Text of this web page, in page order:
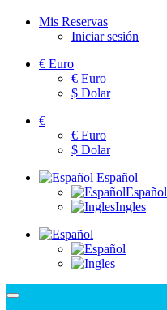
Mis Reservas
Iniciar sesión
€ Euro
€ Euro
$ Dolar
€
€ Euro
$ Dolar
Español
Español
Ingles